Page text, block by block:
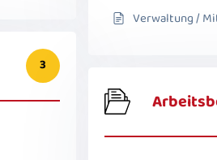
Verwaltung /
3